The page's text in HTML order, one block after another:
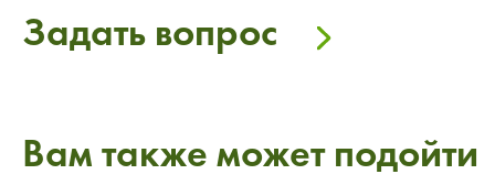
Задать вопрос
Вам также может подойти